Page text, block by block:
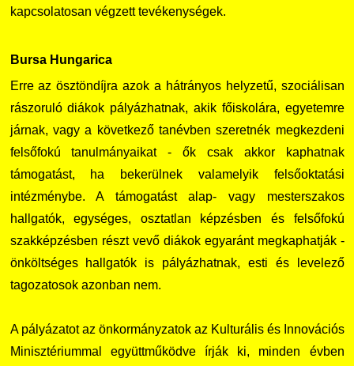
kapcsolatosan végzett tevékenységek.
Bursa Hungarica
Erre az ösztöndíjra azok a hátrányos helyzetű, szociálisan
rászoruló diákok pályázhatnak, akik főiskolára, egyetemre
járnak, vagy a következő tanévben szeretnék megkezdeni
felsőfokú tanulmányaikat - ők csak akkor kaphatnak
támogatást, ha bekerülnek valamelyik felsőoktatási
intézménybe. A támogatást alap- vagy mesterszakos
hallgatók, egységes, osztatlan képzésben és felsőfokú
szakképzésben részt vevő diákok egyaránt megkaphatják -
önköltséges hallgatók is pályázhatnak, esti és levelező
tagozatosok azonban nem.
A pályázatot az önkormányzatok az Kulturális és Innovációs
Minisztériummal együttműködve írják ki, minden évben